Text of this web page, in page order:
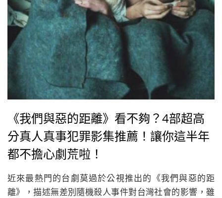
《我們與惡的距離》看不夠？4部超高
分真人真事犯罪影集推薦！讓你這半年
都不擔心劇荒啦！
近來最熱門的台劇莫過於公視推出的《我們與惡的距
離》，描述無差別隨機殺人事件對台灣社會的影響，雖